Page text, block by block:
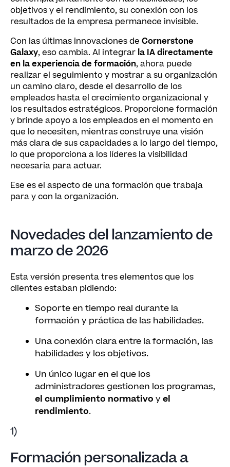
objetivos y el rendimiento, su conexión con los
resultados de la empresa permanece invisible.
Con las últimas innovaciones de Cornerstone
Galaxy, eso cambia. Al integrar la IA directamente
en la experiencia de formación, ahora puede
realizar el seguimiento y mostrar a su organización
un camino claro, desde el desarrollo de los
empleados hasta el crecimiento organizacional y
los resultados estratégicos. Proporcione formación
y brinde apoyo a los empleados en el momento en
que lo necesiten, mientras construye una visión
más clara de sus capacidades a lo largo del tiempo,
lo que proporciona a los líderes la visibilidad
necesaria para actuar.
Ese es el aspecto de una formación que trabaja
para y con la organización.
Novedades del lanzamiento de
marzo de 2026
Esta versión presenta tres elementos que los
clientes estaban pidiendo:
Soporte en tiempo real durante la
formación y práctica de las habilidades.
Una conexión clara entre la formación, las
habilidades y los objetivos.
Un único lugar en el que los
administradores gestionen los programas,
el cumplimiento normativo yel
rendimiento.
1)
Formación personalizada a